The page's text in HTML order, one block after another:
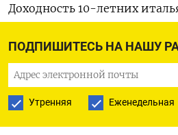
ПОДПИШИТЕСЬ НА НАШУ
Утренняя Еженедельная
Доходность 10-летних
доходностью 10-летнего
Германии составил 135 б.п.
Спред между стоимостью
Германии и Франции